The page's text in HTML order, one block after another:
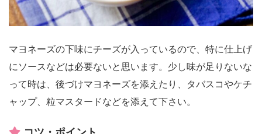
マヨネーズの下味にチーズが入っているので、特に仕上げ
にソースなどは必要ないと思います。少し味が足りないな
って時は、後づけマヨネーズを添えたり、タバスコやケチ
ャップ、粒マスタードなどを添えて下さい。